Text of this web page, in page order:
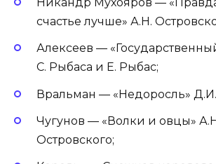
счастье лучше» А.Н.
Алексеев —
С. Рыбаса и Е. Рыбас;
Вральман — «Недоросль»
Чугунов — «Волки и овцы»
Островского;